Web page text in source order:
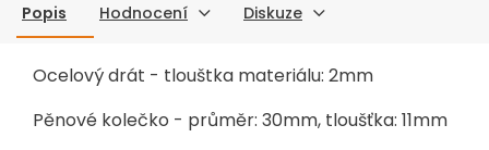
Popis Hodnocení Diskuze
Ocelový drát - tlouštka materiálu: 2mm
Pěnové kolečko - průměr: 30mm, tloušťka: 11mm